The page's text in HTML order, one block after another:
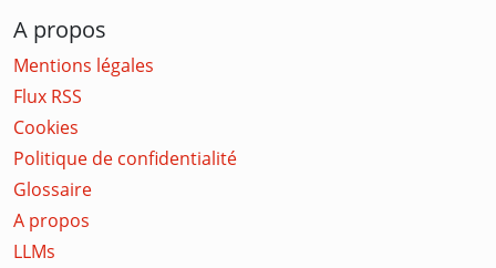
A propos
Mentions légales
Flux RSS
Cookies
Politique de confidentialité
Glossaire
A propos
LLMs